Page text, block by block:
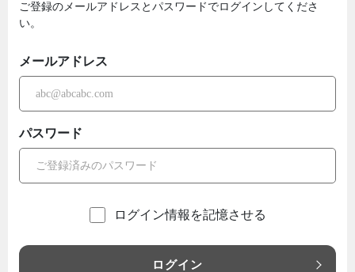
ご登録のメールアドレスとパスワードでログインしてくださ
い。
メールアドレス
パスワード
ログイン情報を記憶させる
ログイン